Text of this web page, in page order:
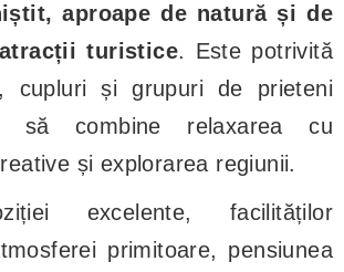
aproape de natură și de
turistice. Este potrivită
cupluri și grupuri de prieteni
să combine relaxarea cu
și explorarea regiunii.
excelente, facilităților
primitoare, pensiunea